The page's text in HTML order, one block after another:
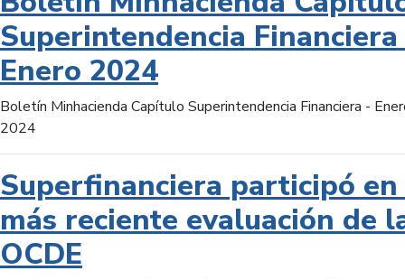
Superintendencia
Enero 2024
Boletín Minhacienda Capítulo Superintendencia Financiera -
2024
Superfinanciera participó
más reciente evaluación de
OCDE